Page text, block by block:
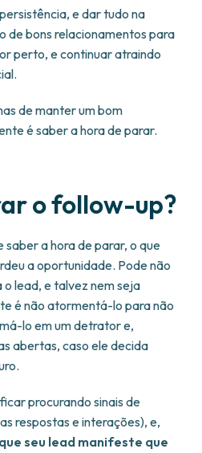
e dar tudo na
de bons relacionamentos para
perto, e continuar atraindo
de manter um bom
é saber a hora de parar.
o follow-up?
a hora de parar, o que
a oportunidade. Pode não
lead, e talvez nem seja
é não atormentá-lo para não
lo em um detrator e,
abertas, caso ele decida
procurando sinais de
respostas e interações), e,
seu lead manifeste que